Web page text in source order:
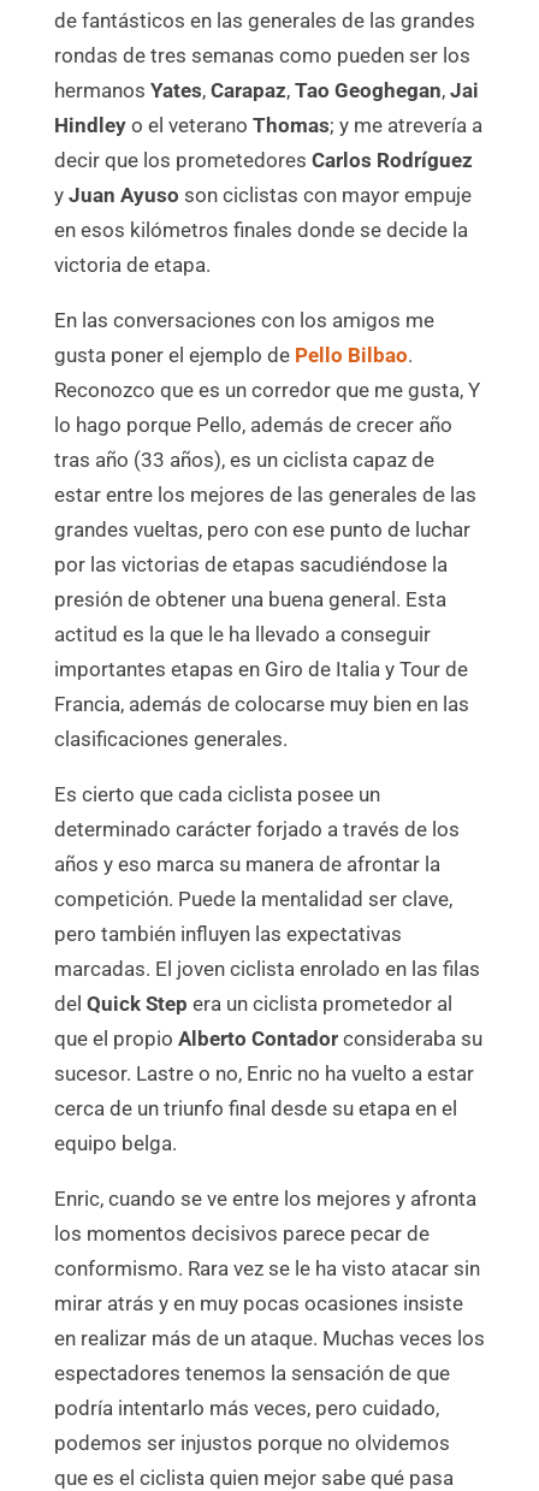
de fantásticos en las generales de las grandes
rondas de tres semanas como pueden ser los
hermanos Yates, Carapaz, Tao Geoghegan, Jai
Hindleyo el veterano Thomas; y me atrevería a
decir que los prometedores Carlos Rodríguez
y Juan Ayuso son ciclistas con mayor empuje
en esos kilómetros finales donde se decide la
victoria de etapa.
En las conversaciones con los amigos me
gusta poner el ejemplo de Pello Bilbao.
Reconozco que es un corredor que me gusta, Y
lo hago porque Pello, además de crecer año
tras año (33 años), es un ciclista capaz de
estar entre los mejores de las generales de las
grandes vueltas, pero con ese punto de luchar
por las victorias de etapas sacudiéndose la
presión de obtener una buena general. Esta
actitud es la que le ha llevado a conseguir
importantes etapas en Giro de Italia y Tour de
Francia, además de colocarse muy bien en las
clasificaciones generales.
Es cierto que cada ciclista posee un
determinado carácter forjado a través de los
años y eso marca su manera de afrontar la
competición. Puede la mentalidad ser clave,
pero también influyen las expectativas
marcadas. El joven ciclista enrolado en las filas
del Quick Step era un ciclista prometedor al
que el propio Alberto Contadorconsideraba su
sucesor. Lastre o no, Enric no ha vuelto a estar
cerca de un triunfo final desde su etapa en el
equipo belga.
Enric, cuando se ve entre los mejores y afronta
los momentos decisivos parece pecar de
conformismo. Rara vez se le ha visto atacar sin
mirar atrás y en muy pocas ocasiones insiste
en realizar más de un ataque. Muchas veces los
espectadores tenemos la sensación de que
podría intentarlo más veces, pero cuidado,
podemos ser injustos porque no olvidemos
que es el ciclista quien mejor sabe qué pasa